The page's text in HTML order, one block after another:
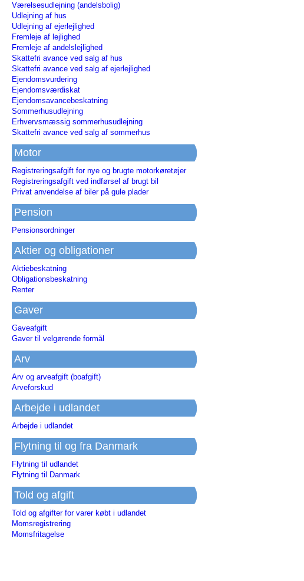
Værelsesudlejning (andelsbolig)
Udlejning af hus
Udlejning af ejerlejlighed
Fremleje af lejlighed
Fremleje af andelslejlighed
Skattefri avance ved salg af hus
Skattefri avance ved salg af ejerlejlighed
Ejendomsvurdering
Ejendomsværdiskat
Ejendomsavancebeskatning
Sommerhusudlejning
Erhvervsmæssig sommerhusudlejning
Skattefri avance ved salg af sommerhus
Motor
Registreringsafgift for nye og brugte motorkøretøjer
Registreringsafgift ved indførsel af brugt bil
Privat anvendelse af biler på gule plader
Pension
Pensionsordninger
Aktier og obligationer
Aktiebeskatning
Obligationsbeskatning
Renter
Gaver
Gaveafgift
Gaver til velgørende formål
Arv
Arv og arveafgift (boafgift)
Arveforskud
Arbejde i udlandet
Arbejde i udlandet
Flytning til og fra Danmark
Flytning til udlandet
Flytning til Danmark
Told og afgift
Told og afgifter for varer købt i udlandet
Momsregistrering
Momsfritagelse